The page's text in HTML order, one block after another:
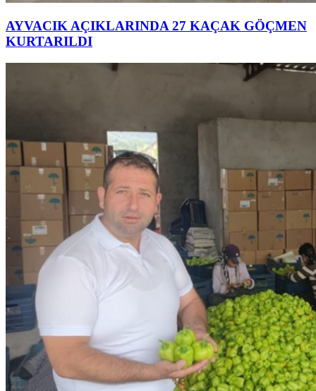
AYVACIK AÇIKLARINDA 27 KAÇAK GÖÇMEN
KURTARILDI